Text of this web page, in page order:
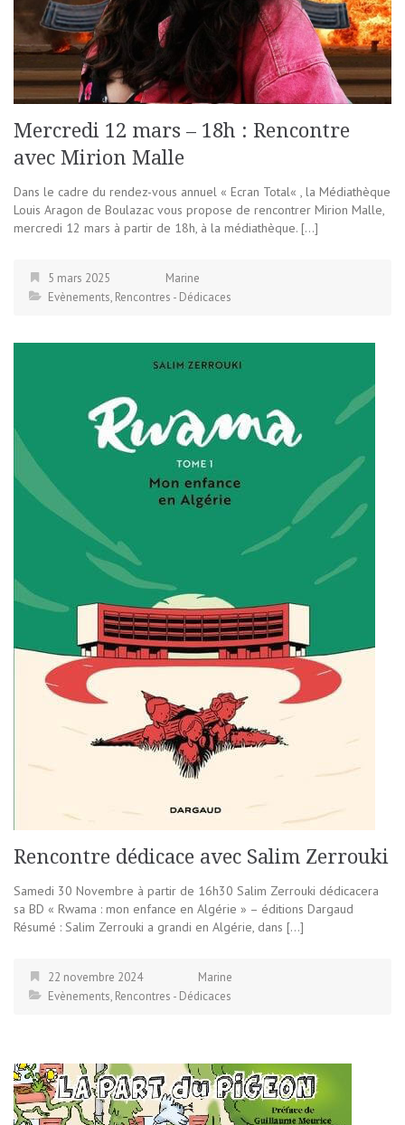
Mercredi 12 mars – 18h : Rencontre
avec Mirion Malle
Dans le cadre du rendez-vous annuel « Ecran Total« , la Médiathèque
Louis Aragon de Boulazac vous propose de rencontrer Mirion Malle,
mercredi 12 mars à partir de 18h, à la médiathèque. […]
5 mars 2025
Marine
Evènements, Rencontres - Dédicaces
Rencontre dédicace avec Salim Zerrouki
Samedi 30 Novembre à partir de 16h30 Salim Zerrouki dédicacera
sa BD « Rwama : mon enfance en Algérie » – éditions Dargaud
Résumé : Salim Zerrouki a grandi en Algérie, dans […]
22 novembre 2024
Marine
Evènements, Rencontres - Dédicaces